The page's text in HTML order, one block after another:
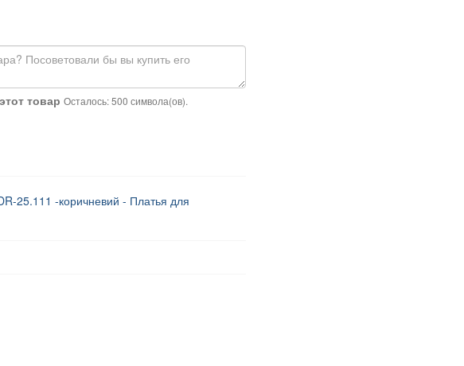
товар Осталось: 500 символа(ов).
25.111 -коричневий - Платья для